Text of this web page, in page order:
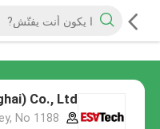
Co., Ltd.
No 1188